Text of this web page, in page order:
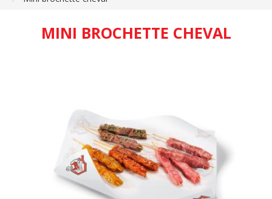
MINI BROCHETTE CHEVAL